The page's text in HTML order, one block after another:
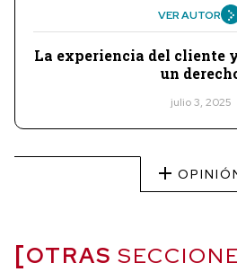
VER AUTOR
La experiencia del cliente
un
julio 3, 2025
OTRAS